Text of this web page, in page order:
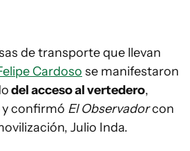
de transporte que llevan
Cardoso se manifestaron
del acceso al vertedero,
confirmó El Observadorcon
Julio Inda.